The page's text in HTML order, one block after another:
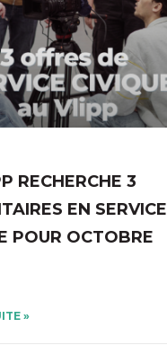
RECHERCHE 3
EN SERVICE
POUR OCTOBRE
»